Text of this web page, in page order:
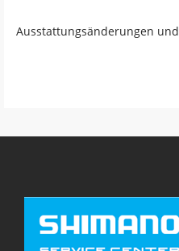
Ausstattungsänderungen